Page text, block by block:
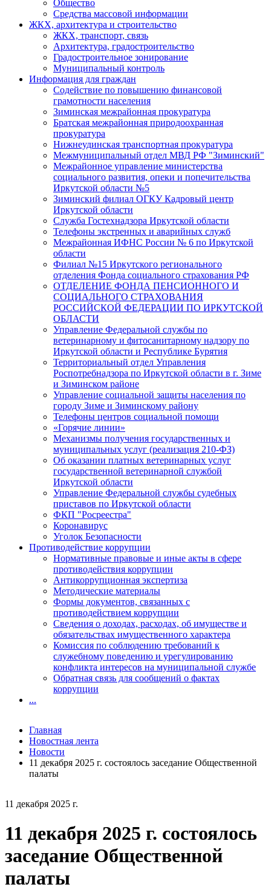
11 декабря 2025 г.
11 декабря 2025 г. состоялось
заседание Общественной
палаты
Общество
Средства массовой информации
ЖКХ, архитектура и строительство
ЖКХ, транспорт, связь
Архитектура, градостроительство
Градостроительное зонирование
Муниципальный контроль
Информация для граждан
Содействие по повышению финансовой
грамотности населения
Зиминская межрайонная прокуратура
Братская межрайонная природоохранная
прокуратура
Нижнеудинская транспортная прокуратура
Межмуниципальный отдел МВД РФ "Зиминский"
Межрайонное управление министерства
социального развития, опеки и попечительства
Иркутской области №5
Зиминский филиал ОГКУ Кадровый центр
Иркутской области
Служба Гостехнадзора Иркутской области
Телефоны экстренных и аварийных служб
Межрайонная ИФНС России № 6 по Иркутской
области
Филиал №15 Иркутского регионального
отделения Фонда социального страхования РФ
ОТДЕЛЕНИЕ ФОНДА ПЕНСИОННОГО И
СОЦИАЛЬНОГО СТРАХОВАНИЯ
РОССИЙСКОЙ ФЕДЕРАЦИИ ПО ИРКУТСКОЙ
ОБЛАСТИ
Управление Федеральной службы по
ветеринарному и фитосанитарному надзору по
Иркутской области и Республике Бурятия
Территориальный отдел Управления
Роспотребнадзора по Иркутской области в г. Зиме
и Зиминском районе
Управление социальной защиты населения по
городу Зиме и Зиминскому району
Телефоны центров социальной помощи
«Горячие линии»
Механизмы получения государственных и
муниципальных услуг (реализация 210-ФЗ)
Об оказании платных ветеринарных услуг
государственной ветеринарной службой
Иркутской области
Управление Федеральной службы судебных
приставов по Иркутской области
ФКП "Росреестра"
Коронавирус
Уголок Безопасности
Противодействие коррупции
Нормативные правовые и иные акты в сфере
противодействия коррупции
Антикоррупционная экспертиза
Методические материалы
Формы документов, связанных с
противодействием коррупции
Сведения о доходах, расходах, об имуществе и
обязательствах имущественного характера
Комиссия по соблюдению требований к
служебному поведению и урегулированию
конфликта интересов на муниципальной службе
Обратная связь для сообщений о фактах
коррупции
...
Главная
Новостная лента
Новости
11 декабря 2025 г. состоялось заседание Общественной
палаты